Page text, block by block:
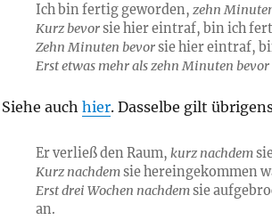
Ich bin fertig geworden,zehn
Kurz bevorsie hier eintraf, bin ich
Zehn Minuten bevorsie hier eintraf,
Erst etwas mehr als zehn Minuten bevor
Siehe auch hier. Dasselbe gilt
Er verließ den Raum,kurz nachdem
Kurz nachdemsie hereingekommen
Erst drei Wochen nachdemsie
an.